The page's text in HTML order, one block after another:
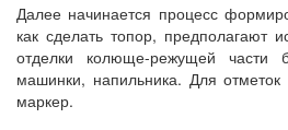
Далее начинается процесс
как сделать топор, предполагают
отделки колюще-режущей части
машинки, напильника. Для
маркер.